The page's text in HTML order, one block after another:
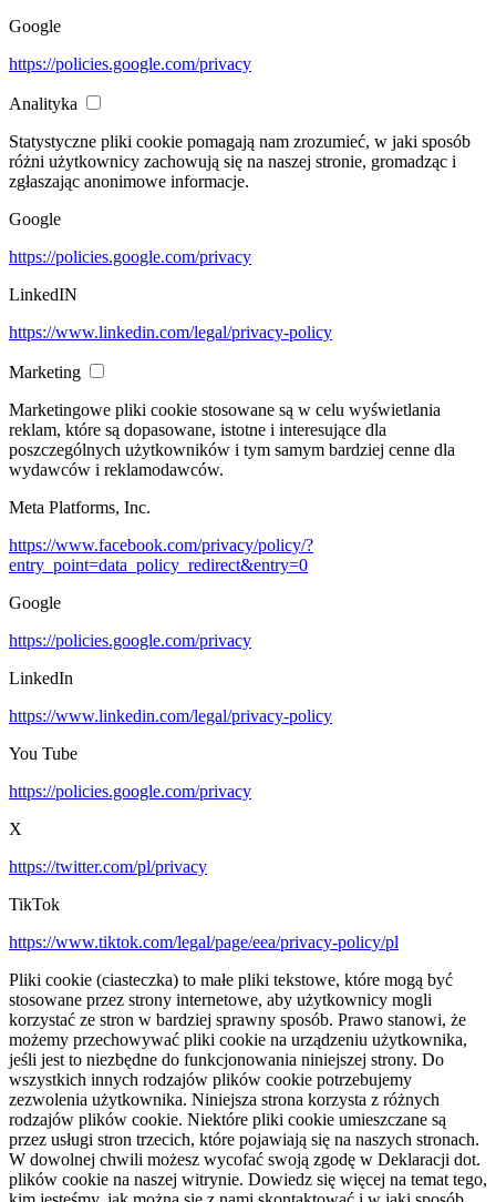
Google
https://policies.google.com/privacy
Analityka
Statystyczne pliki cookie pomagają nam zrozumieć, w jaki sposób
różni użytkownicy zachowują się na naszej stronie, gromadząc i
zgłaszając anonimowe informacje.
Google
https://policies.google.com/privacy
LinkedIN
https://www.linkedin.com/legal/privacy-policy
Marketing
Marketingowe pliki cookie stosowane są w celu wyświetlania
reklam, które są dopasowane, istotne i interesujące dla
poszczególnych użytkowników i tym samym bardziej cenne dla
wydawców i reklamodawców.
Meta Platforms, Inc.
https://www.facebook.com/privacy/policy/?
entry_point=data_policy_redirect&entry=0
Google
https://policies.google.com/privacy
LinkedIn
https://www.linkedin.com/legal/privacy-policy
You Tube
https://policies.google.com/privacy
X
https://twitter.com/pl/privacy
TikTok
https://www.tiktok.com/legal/page/eea/privacy-policy/pl
Pliki cookie (ciasteczka) to małe pliki tekstowe, które mogą być
stosowane przez strony internetowe, aby użytkownicy mogli
korzystać ze stron w bardziej sprawny sposób. Prawo stanowi, że
możemy przechowywać pliki cookie na urządzeniu użytkownika,
jeśli jest to niezbędne do funkcjonowania niniejszej strony. Do
wszystkich innych rodzajów plików cookie potrzebujemy
zezwolenia użytkownika. Niniejsza strona korzysta z różnych
rodzajów plików cookie. Niektóre pliki cookie umieszczane są
przez usługi stron trzecich, które pojawiają się na naszych stronach.
W dowolnej chwili możesz wycofać swoją zgodę w Deklaracji dot.
plików cookie na naszej witrynie. Dowiedz się więcej na temat tego,